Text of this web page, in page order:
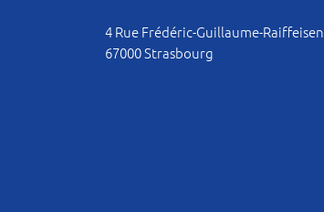
4 Rue Frédéric-Guillaume-Raiffeisen,
67000 Strasbourg